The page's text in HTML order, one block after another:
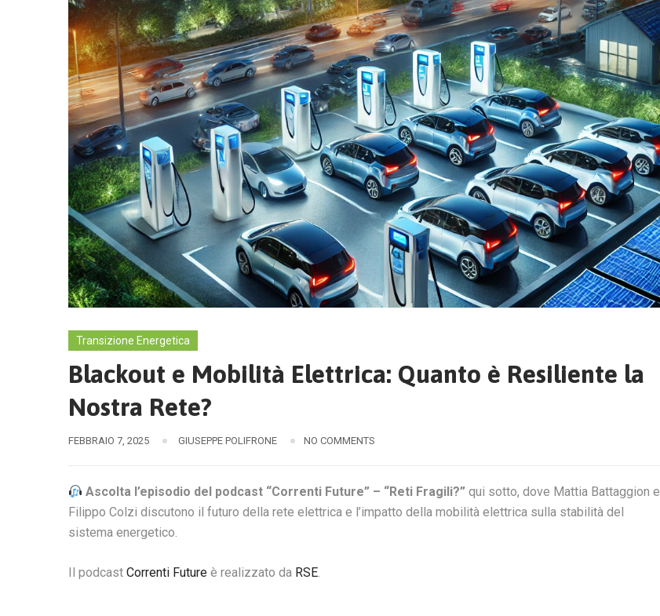
Transizione Energetica
Blackout e Mobilità Elettrica: Quanto è Resiliente la
Nostra Rete?
FEBBRAIO 7, 2025 GIUSEPPE POLIFRONE NO COMMENTS
Ascolta l’episodio del podcast “Correnti Future” – “Reti Fragili?” qui sotto, dove Mattia Battaggion e
Filippo Colzi discutono il futuro della rete elettrica e l’impatto della mobilità elettrica sulla stabilità del
sistema energetico.
Il podcast Correnti Future è realizzato da RSE.